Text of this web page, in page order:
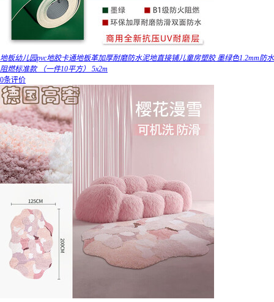
地板幼儿园pvc地胶卡通地板革加厚耐磨防水泥地直接铺儿童房塑胶 墨绿色1.2mm防水
阻燃标准款 （一件10平方） 5x2m
0条评价